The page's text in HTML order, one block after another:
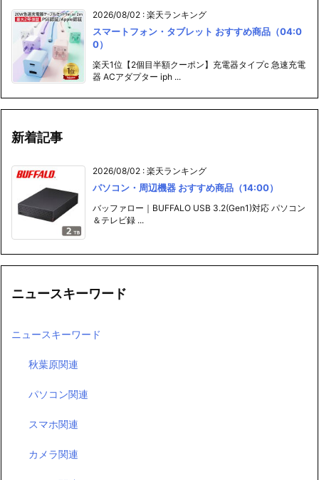
2026/08/02 : 楽天ランキング
スマートフォン・タブレット おすすめ商品（04:0
0）
楽天1位【2個目半額クーポン】充電器タイプc 急速充電
器 ACアダプター iph ...
新着記事
2026/08/02 : 楽天ランキング
パソコン・周辺機器 おすすめ商品（14:00）
バッファロー｜BUFFALO USB 3.2(Gen1)対応 パソコン
＆テレビ録 ...
ニュースキーワード
ニュースキーワード
秋葉原関連
パソコン関連
スマホ関連
カメラ関連